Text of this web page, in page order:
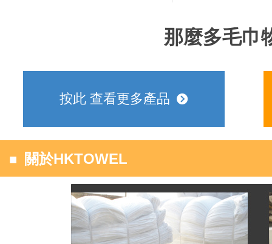
■ 關於HKTOWEL
按此 查看更多產品 뀹
那麼多毛巾